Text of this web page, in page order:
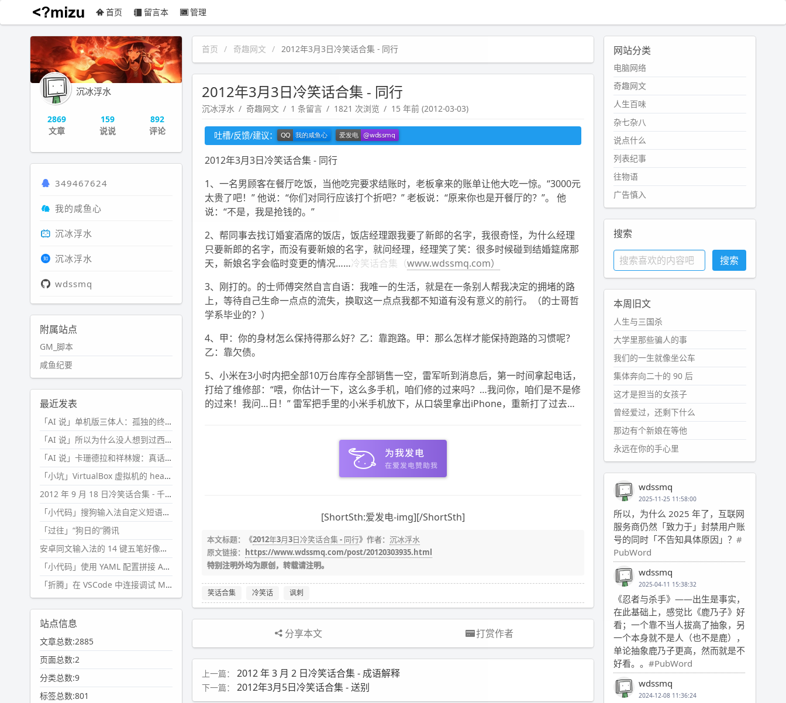
沉冰浮水 首页 留言本 管理
首页 奇趣网文 2012年3月3日冷笑话合集 - 同行
2012年3月3日冷笑话合集 - 同行
沉冰浮水 奇趣网文 1 条留言 1821 次浏览 15 年前 (2012-03-03)
吐槽/反馈/建议：
2012年3月3日冷笑话合集 - 同行
1、一名男顾客在餐厅吃饭，当他吃完要求结账时，老板拿来的账单让他大吃一惊。“3000元
太贵了吧！” 他说：“你们对同行应该打个折吧？” 老板说：“原来你也是开餐厅的？”。 他
说：“不是，我是抢钱的。”
2、帮同事去找订婚宴酒席的饭店，饭店经理跟我要了新郎的名字，我很奇怪，为什么经理
只要新郎的名字，而没有要新娘的名字，就问经理，经理笑了笑：很多时候碰到结婚筵席那
天，新娘名字会临时变更的情况……冷笑话合集（www.wdssmq.com）
3、刚打的。的士师傅突然自言自语：我唯一的生活，就是在一条别人帮我决定的拥堵的路
上，等待自己生命一点点的流失，换取这一点点我都不知道有没有意义的前行。（的士哥哲
学系毕业的？）
4、甲：你的身材怎么保持得那么好？乙：靠跑路。甲：那么怎样才能保持跑路的习惯呢？
乙：靠欠债。
5、小米在3小时内把全部10万台库存全部销售一空，雷军听到消息后，第一时间拿起电话，
打给了维修部：“喂，你估计一下，这么多手机，咱们修的过来吗？…我问你，咱们是不是修
的过来！我问…日！” 雷军把手里的小米手机放下，从口袋里拿出iPhone，重新打了过去…
[ShortSth:爱发电-img][/ShortSth]
本文标题：《2012年3月3日冷笑话合集 - 同行》作者： 沉冰浮水
原文链接： https://www.wdssmq.com/post/20120303935.html
特别注明外均为原创，转载请注明。
笑话合集 冷笑话 讽刺
分享本文 打赏作者
上一篇： 2012 年 3 月 2 日冷笑话合集 - 成语解释
下一篇： 2012年3月5日冷笑话合集 - 送别
沉冰浮水
2869
文章
159
说说
892
评论
349467624
我的咸鱼心
沉冰浮水
沉冰浮水
wdssmq
附属站点
GM_脚本
咸鱼纪要
最近发表
「AI 说」单机版三体人：孤独的终极形态
「AI 说」所以为什么没人想到过西西弗斯的膝盖状态？
「AI 说」卡珊德拉和祥林嫂：真话者的悲剧
「小坑」VirtualBox 虚拟机的 headless 启动方式
2012 年 9 月 18 日冷笑话合集 - 千万别惹女人
「小代码」搜狗输入法自定义短语分片管理「Python」
「过往」“狗日的”腾讯
安卓同文输入法的 14 键五笔好像终于能用了?
「小代码」使用 YAML 配置拼接 AI 提示词，随机及条件语句
「折腾」在 VSCode 中连接调试 Microsoft Edge
站点信息
文章总数:2885
页面总数:2
分类总数:9
标签总数:801
网站分类
电脑网络
奇趣网文
人生百味
杂七杂八
说点什么
列表纪事
往物语
广告慎入
搜索
本周旧文
人生与三国杀
大学里那些骗人的事
我们的一生就像坐公车
集体奔向二十的 90 后
这才是担当的女孩子
曾经爱过，还剩下什么
那边有个新娘在等他
永远在你的手心里
wdssmq
2025-11-25 11:58:00
所以，为什么 2025 年了，互联网
服务商仍然「致力于」封禁用户账
号的同时「不告知具体原因」？ #
PubWord
wdssmq
2025-04-11 15:38:32
《忍者与杀手》——出生是事实，
在此基础上，感觉比《鹿乃子》好
看；一个靠不当人拔高了抽象，另
一个本身就不是人（也不是鹿），
单论抽象鹿乃子更高，然而就是不
好看。。 #PubWord
wdssmq
2024-12-08 11:36:24